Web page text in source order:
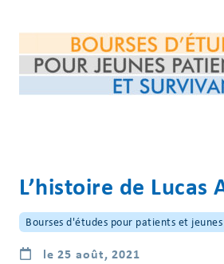
L’histoire de Lucas
Bourses d'études pour patients et
le 25 août, 2021